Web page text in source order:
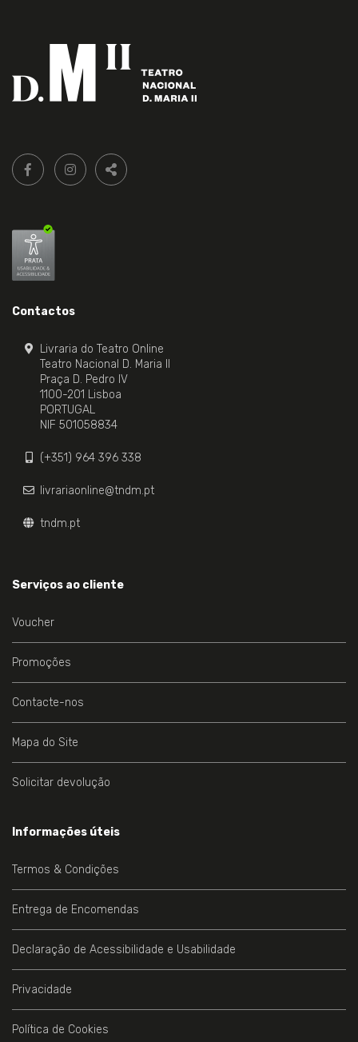
Siga-
nos:
FACEBOOK LIVRARIA DO TEATRO ONLINE.
INSTAGRAM LIVRARIA DO TEATRO ONLINE.
PARTILHAR
Contactos
Livraria do Teatro Online
Teatro Nacional D. Maria II
Praça D. Pedro IV
1100-201 Lisboa
PORTUGAL
NIF 501058834
(+351) 964 396 338
livrariaonline@tndm.pt
tndm.pt
Serviços ao cliente
Voucher
Promoções
Contacte-nos
Mapa do Site
Solicitar devolução
Informações úteis
Termos & Condições
Entrega de Encomendas
Declaração de Acessibilidade e Usabilidade
Privacidade
Política de Cookies